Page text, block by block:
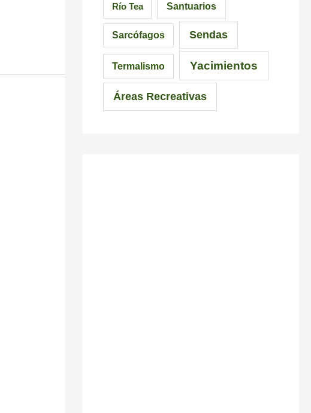
Río Tea Santuarios
Sarcófagos Sendas
Termalismo Yacimientos
Áreas Recreativas